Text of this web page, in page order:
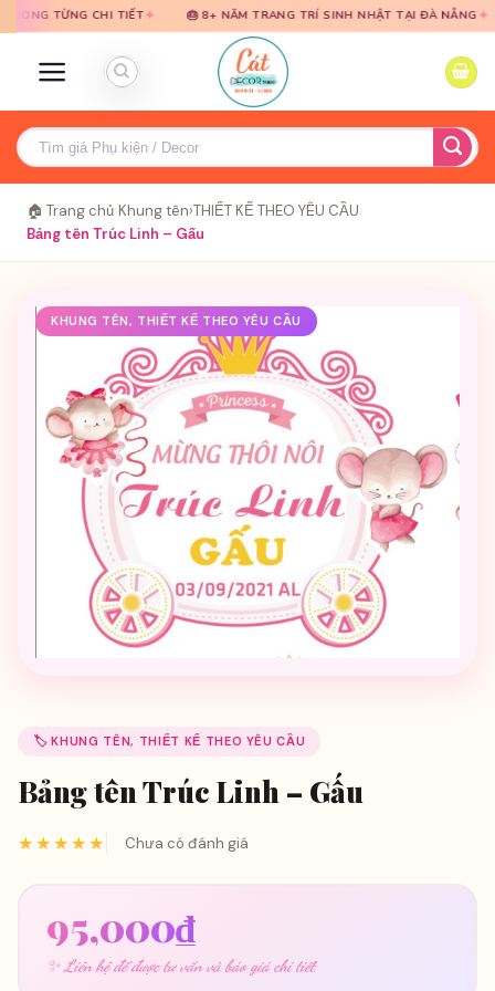
qua
qua
CHI TIẾT✦ 🎂 8+ NĂM TRANG TRÍ SINH NHẬT TẠI ĐÀ NẴNG ✦ 🎈
Tìm
kiếm:
🏠 Trang chủ Khung tên›THIẾT KẾ THEO YÊU CẦU
Bảng tên Trúc Linh – Gấu
KHUNG TÊN, THIẾT KẾ THEO YÊU CẦU
🏷️ KHUNG TÊN, THIẾT KẾ THEO YÊU CẦU
Bảng tên Trúc Linh – Gấu
★★★★★ Chưa có đánh giá
95,000₫
✨ Liên hệ để được tư vấn và báo giá chi tiết